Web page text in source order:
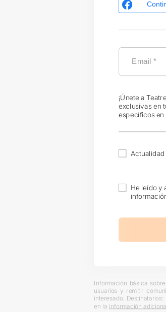
¡Únete a
exclusivas en
específicos en
Actualidad
He leído y
Información básica
usuarios y remitir
interesado.
en la información